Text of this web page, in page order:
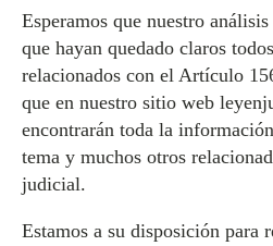
Esperamos que nuestro
que hayan quedado claros
relacionados con el Artículo
que en nuestro sitio web
encontrarán toda la
tema y muchos otros
judicial.
Estamos a su disposición para